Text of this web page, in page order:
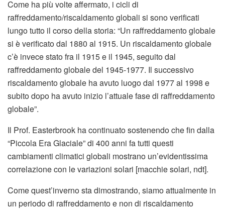
Come ha più volte affermato, i cicli di
raffreddamento/riscaldamento globali si sono verificati
lungo tutto il corso della storia: “Un raffreddamento globale
si è verificato dal 1880 al 1915. Un riscaldamento globale
c’è invece stato fra il 1915 e il 1945, seguito dal
raffreddamento globale del 1945-1977. Il successivo
riscaldamento globale ha avuto luogo dal 1977 al 1998 e
subito dopo ha avuto inizio l’attuale fase di raffreddamento
globale”.
Il Prof. Easterbrook ha continuato sostenendo che fin dalla
“Piccola Era Glaciale” di 400 anni fa tutti questi
cambiamenti climatici globali mostrano un’evidentissima
correlazione con le variazioni solari [macchie solari, ndt].
Come quest’inverno sta dimostrando, siamo attualmente in
un periodo di raffreddamento e non di riscaldamento